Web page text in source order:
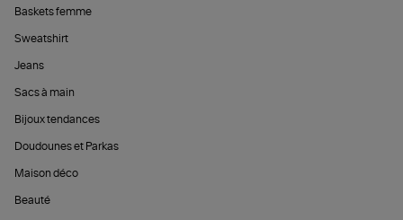
Baskets femme
Sweatshirt
Jeans
Sacs à main
Bijoux tendances
Doudounes et Parkas
Maison déco
Beauté